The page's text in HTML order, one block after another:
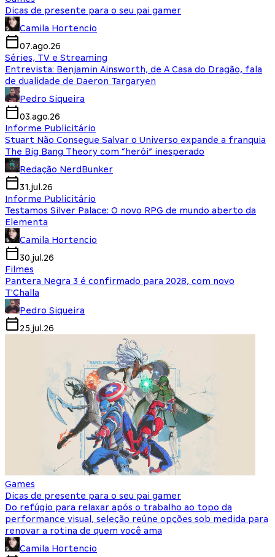
Dicas de presente para o seu pai gamer
Camila Hortencio
07.ago.26
Séries, TV e Streaming
Entrevista: Benjamin Ainsworth, de A Casa do Dragão, fala
de dualidade de Daeron Targaryen
Pedro Siqueira
03.ago.26
Informe Publicitário
Stuart Não Consegue Salvar o Universo expande a franquia
The Big Bang Theory com “herói” inesperado
Redação NerdBunker
31.jul.26
Informe Publicitário
Testamos Silver Palace: O novo RPG de mundo aberto da
Elementa
Camila Hortencio
30.jul.26
Filmes
Pantera Negra 3 é confirmado para 2028, com novo
T'Challa
Pedro Siqueira
25.jul.26
Games
Dicas de presente para o seu pai gamer
Do refúgio para relaxar após o trabalho ao topo da
performance visual, seleção reúne opções sob medida para
renovar a rotina de quem você ama
Camila Hortencio